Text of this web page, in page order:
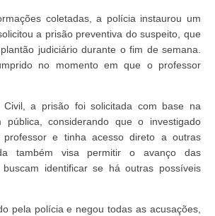
coletadas, a polícia instaurou um
a prisão preventiva do suspeito, que
judiciário durante o fim de semana.
no momento em que o professor
Civil, a prisão foi solicitada com base na
pública, considerando que o investigado
professor e tinha acesso direto a outras
também visa permitir o avanço das
buscam identificar se há outras possíveis
pela polícia e negou todas as acusações,